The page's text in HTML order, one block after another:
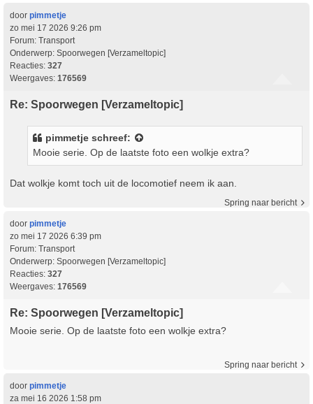
door pimmetje
zo mei 17 2026 9:26 pm
Forum: Transport
Onderwerp: Spoorwegen [Verzameltopic]
Reacties: 327
Weergaves: 176569
Re: Spoorwegen [Verzameltopic]
pimmetje schreef:
Mooie serie. Op de laatste foto een wolkje extra?
Dat wolkje komt toch uit de locomotief neem ik aan.
Spring naar bericht
door pimmetje
zo mei 17 2026 6:39 pm
Forum: Transport
Onderwerp: Spoorwegen [Verzameltopic]
Reacties: 327
Weergaves: 176569
Re: Spoorwegen [Verzameltopic]
Mooie serie. Op de laatste foto een wolkje extra?
Spring naar bericht
door pimmetje
za mei 16 2026 1:58 pm